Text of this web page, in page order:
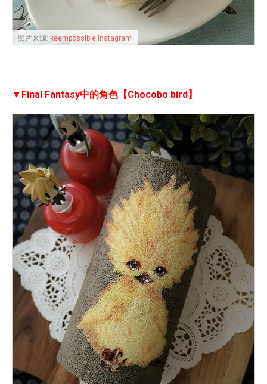
照片来源: keempossible Instagram
▼Final Fantasy中的角色【Chocobo bird】